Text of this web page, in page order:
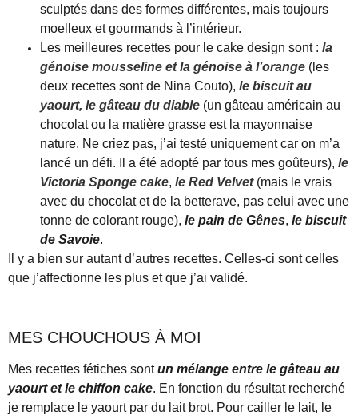
sculptés dans des formes différentes, mais toujours
moelleux et gourmands à l’intérieur.
Les meilleures recettes pour le cake design sont : la
génoise mousseline et la génoise à l’orange (les
deux recettes sont de Nina Couto), le biscuit au
yaourt, le gâteau du diable (un gâteau américain au
chocolat ou la matière grasse est la mayonnaise
nature. Ne criez pas, j’ai testé uniquement car on m’a
lancé un défi. Il a été adopté par tous mes goûteurs), le
Victoria Sponge cake, le Red Velvet(mais le vrais
avec du chocolat et de la betterave, pas celui avec une
tonne de colorant rouge), le pain de Gênes, le biscuit
de Savoie.
Il y a bien sur autant d’autres recettes. Celles-ci sont celles
que j’affectionne les plus et que j’ai validé.
MES CHOUCHOUS À MOI
Mes recettes fétiches sontun mélange entre le gâteau au
yaourt et le chiffon cake. En fonction du résultat recherché
je remplace le yaourt par du lait brot. Pour cailler le lait, le